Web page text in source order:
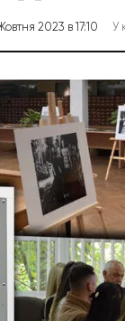
2023 в 17:10 У